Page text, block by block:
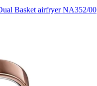
Basket airfryer NA352/00